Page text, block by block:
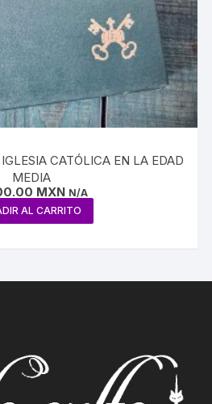
CATÓLICA EN LA EDAD
MEDIA
MXN N/A
AL CARRITO